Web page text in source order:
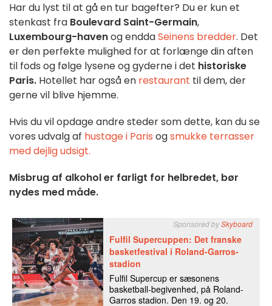
Har du lyst til at gå en tur bagefter? Du er kun et
stenkast fra Boulevard Saint-Germain,
Luxembourg-havenog enddaSeinens bredder. Det
er den perfekte mulighed for at forlænge din aften
til fods og følge lysene og gyderne i det historiske
Paris. Hotellet har også en restaurant til dem, der
gerne vil blive hjemme.
Hvis du vil opdage andre steder som dette, kan du se
vores udvalg af hustage i Paris ogsmukke terrasser
med dejlig udsigt.
Misbrug af alkohol er farligt for helbredet, bør
nydes med måde.